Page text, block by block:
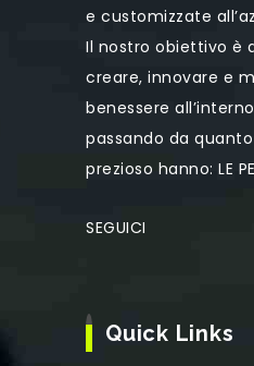
e customizzate
Il nostro obiettivo è
creare, innovare e
benessere
passando da
prezioso hanno: LE
SEGUICI
Quick Links